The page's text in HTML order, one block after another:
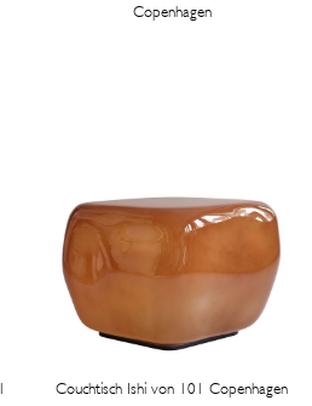
Copenhagen
Couchtisch Ishi von 101 Copenhagen